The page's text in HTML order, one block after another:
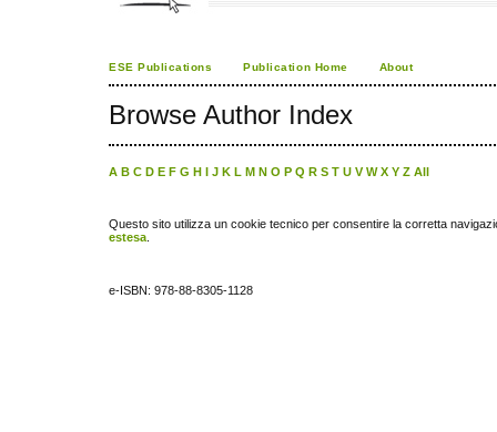
ESE Publications Publication Home About
Browse Author Index
A B C D E F G H I J K L M N O P Q R S T U V W X Y Z All
Questo sito utilizza un cookie tecnico per consentire la corretta
estesa
e-ISBN: 978-88-8305-1128